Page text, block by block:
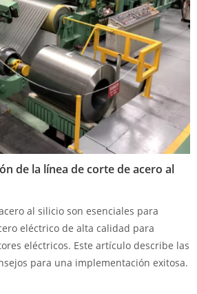
de la línea de corte de acero al
al silicio son esenciales para
eléctrico de alta calidad para
eléctricos. Este artículo describe las
para una implementación exitosa.